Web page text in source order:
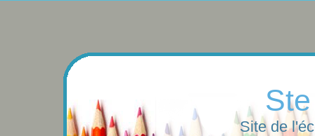
Site de